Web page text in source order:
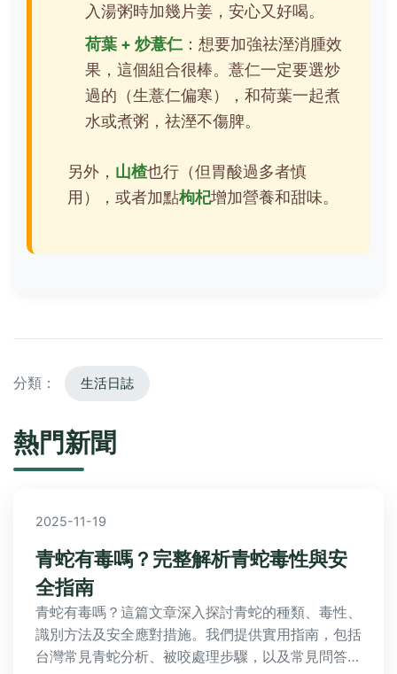
入湯粥時加幾片姜，安心又好喝。
荷葉 + 炒薏仁 ：想要加強祛溼消腫效
果，這個組合很棒。薏仁一定要選炒
過的（生薏仁偏寒），和荷葉一起煮
水或煮粥，祛溼不傷脾。
另外， 山楂也行（但胃酸過多者慎
用），或者加點枸杞增加營養和甜味。
分類： 生活日誌
熱門新聞
2025-11-19
青蛇有毒嗎？完整解析青蛇毒性與安
全指南
青蛇有毒嗎？這篇文章深入探討青蛇的種類、毒性、
識別方法及安全應對措施。我們提供實用指南，包括
台灣常見青蛇分析、被咬處理步驟，以及常見問答，